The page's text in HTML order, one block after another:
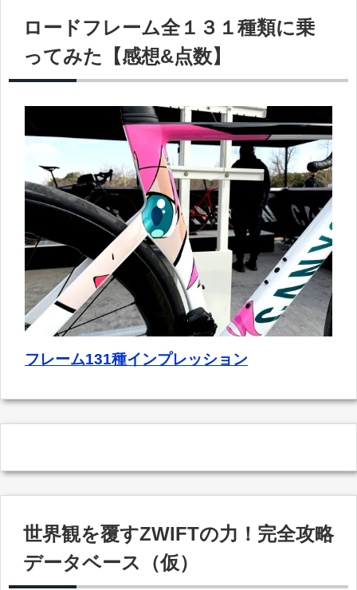
ロードフレーム全１３１種類に乗
ってみた【感想&点数】
フレーム131種インプレッション
世界観を覆すZWIFTの力！完全攻略
データベース（仮）